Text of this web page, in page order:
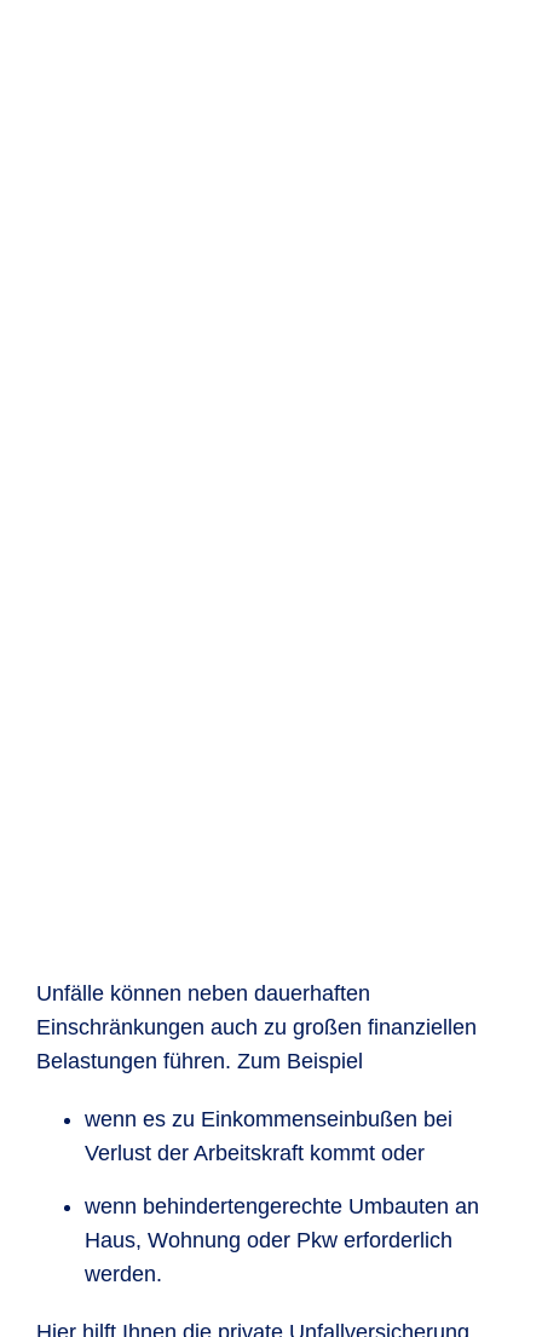
Unfälle können neben dauerhaften
Einschränkungen auch zu großen finanziellen
Belastungen führen. Zum Beispiel
wenn es zu Einkommenseinbußen bei
Verlust der Arbeitskraft kommt oder
wenn behindertengerechte Umbauten an
Haus, Wohnung oder Pkw erforderlich
werden.
Hier hilft Ihnen die private Unfallversicherung